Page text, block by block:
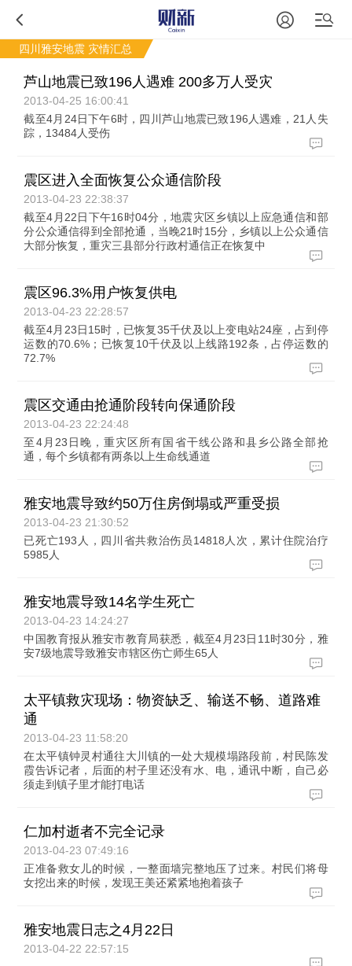
四川雅安地震 灾情汇总
芦山地震已致196人遇难 200多万人受灾
2013-04-25 16:00:41
截至4月24日下午6时，四川芦山地震已致196人遇难，21人失
踪，13484人受伤
震区进入全面恢复公众通信阶段
2013-04-23 22:38:37
截至4月22日下午16时04分，地震灾区乡镇以上应急通信和部
分公众通信得到全部抢通，当晚21时15分，乡镇以上公众通信
大部分恢复，重灾三县部分行政村通信正在恢复中
震区96.3%用户恢复供电
2013-04-23 22:28:57
截至4月23日15时，已恢复35千伏及以上变电站24座，占到停
运数的70.6%；已恢复10千伏及以上线路192条，占停运数的
72.7%
震区交通由抢通阶段转向保通阶段
2013-04-23 22:24:48
至4月23日晚，重灾区所有国省干线公路和县乡公路全部抢
通，每个乡镇都有两条以上生命线通道
雅安地震导致约50万住房倒塌或严重受损
2013-04-23 21:30:52
已死亡193人，四川省共救治伤员14818人次，累计住院治疗
5985人
雅安地震导致14名学生死亡
2013-04-23 14:24:27
中国教育报从雅安市教育局获悉，截至4月23日11时30分，雅
安7级地震导致雅安市辖区伤亡师生65人
太平镇救灾现场：物资缺乏、输送不畅、道路难
通
2013-04-23 11:58:20
在太平镇钟灵村通往大川镇的一处大规模塌路段前，村民陈发
霞告诉记者，后面的村子里还没有水、电，通讯中断，自己必
须走到镇子里才能打电话
仁加村逝者不完全记录
2013-04-23 07:49:16
正准备救女儿的时候，一整面墙完整地压了过来。村民们将母
女挖出来的时候，发现王美还紧紧地抱着孩子
雅安地震日志之4月22日
2013-04-22 22:57:15